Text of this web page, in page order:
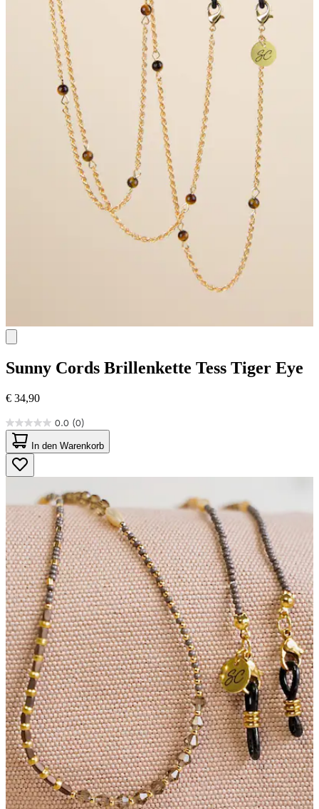
Sunny Cords Brillenkette Tess Tiger Eye
€ 34,90
0.0 (0)
0.0
von
5
Sternen.
In den Warenkorb